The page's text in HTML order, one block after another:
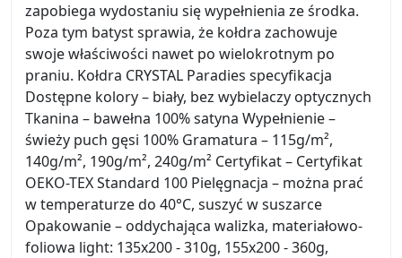
zapobiega wydostaniu się wypełnienia ze środka.
Poza tym batyst sprawia, że kołdra zachowuje
swoje właściwości nawet po wielokrotnym po
praniu. Kołdra CRYSTAL Paradies specyfikacja
Dostępne kolory – biały, bez wybielaczy optycznych
Tkanina – bawełna 100% satyna Wypełnienie –
świeży puch gęsi 100% Gramatura – 115g/m²,
140g/m², 190g/m², 240g/m² Certyfikat – Certyfikat
OEKO-TEX Standard 100 Pielęgnacja – można prać
w temperaturze do 40°C, suszyć w suszarce
Opakowanie – oddychająca walizka, materiałowo-
foliowa light: 135x200 - 310g, 155x200 - 360g,